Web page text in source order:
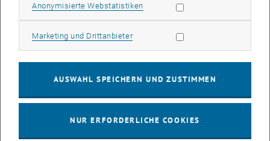
Anonymisierte WebstatistikenStatistik Cookies zulassen
Marketing und DrittanbieterMarketing Cookies zulassen
AUSWAHL SPEICHERN UND ZUSTIMMEN
NUR ERFORDERLICHE COOKIES